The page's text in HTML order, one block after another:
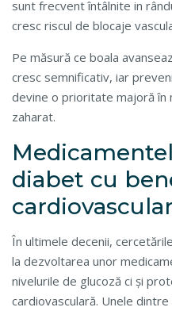
sunt frecvent întâlnite in
cresc riscul de blocaje
Pe măsură ce boala
cresc semnificativ, iar
devine o prioritate majoră în
zaharat.
diabet cu
În ultimele decenii,
la dezvoltarea unor
nivelurile de glucoză ci și
cardiovasculară. Unele